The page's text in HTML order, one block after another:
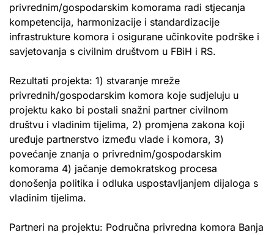
privrednim/gospodarskim komorama radi stjecanja
kompetencija, harmonizacije i standardizacije
infrastrukture komora i osigurane učinkovite podrške i
savjetovanja s civilnim društvom u FBiH i RS.
Rezultati projekta: 1) stvaranje mreže
privrednih/gospodarskim komora koje sudjeluju u
projektu kako bi postali snažni partner civilnom
društvu i vladinim tijelima, 2) promjena zakona koji
uređuje partnerstvo između vlade i komora, 3)
povećanje znanja o privrednim/gospodarskim
komorama 4) jačanje demokratskog procesa
donošenja politika i odluka uspostavljanjem dijaloga s
vladinim tijelima.
Partneri na projektu: Područna privredna komora Banja